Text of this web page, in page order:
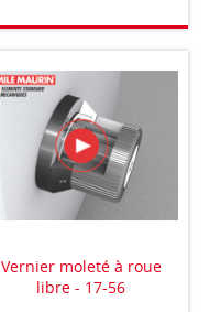
Vernier moleté à roue
libre - 17-56